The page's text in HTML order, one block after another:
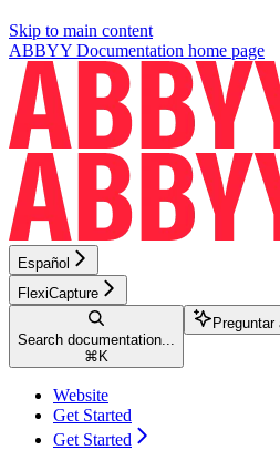
Skip to main content
ABBYY Documentation home page
Español
FlexiCapture
Search documentation...
⌘ K
Website
Get Started
Get Started